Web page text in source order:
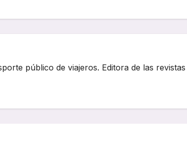
público de viajeros. Editora de las revistas